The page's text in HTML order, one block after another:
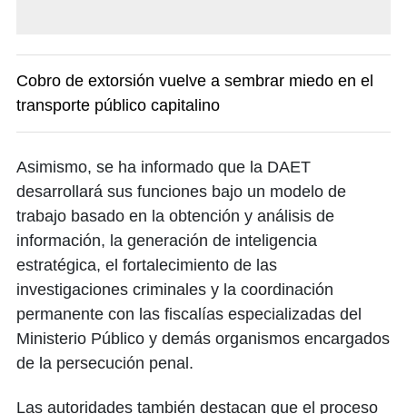
Cobro de extorsión vuelve a sembrar miedo en el
transporte público capitalino
Asimismo, se ha informado que la DAET
desarrollará sus funciones bajo un modelo de
trabajo basado en la obtención y análisis de
información, la generación de inteligencia
estratégica, el fortalecimiento de las
investigaciones criminales y la coordinación
permanente con las fiscalías especializadas del
Ministerio Público y demás organismos encargados
de la persecución penal.
Las autoridades también destacan que el proceso